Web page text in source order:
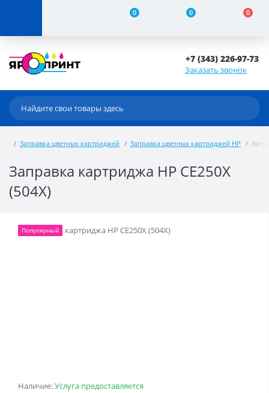
0 0 0
+7 (343) 226-97-73
Заказать звонок
Заправка цветных картриджей Заправка цветных картриджей HP
Заправка картриджа HP CE250X
(504X)
Наличие:Услуга предоставляется
Популярный